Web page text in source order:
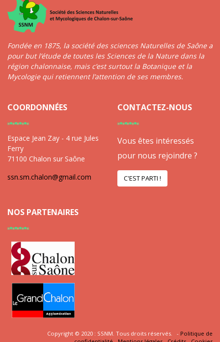
Fondée en 1875, la société des sciences Naturelles de Saône a
pour but l’étude de toutes les Sciences de la Nature dans la
région chalonnaise, mais c’est surtout la Botanique et la
Mycologie qui retiennent l’attention de ses membres.
COORDONNÉES
Espace Jean Zay - 4 rue Jules
Ferry
71100 Chalon sur Saône
ssn.sm.chalon@gmail.com
CONTACTEZ-NOUS
Vous êtes intéressés
pour nous rejoindre ?
C'EST PARTI !
NOS PARTENAIRES
Copyright © 2020 : SSNM. Tous droits réservés. - Politique de